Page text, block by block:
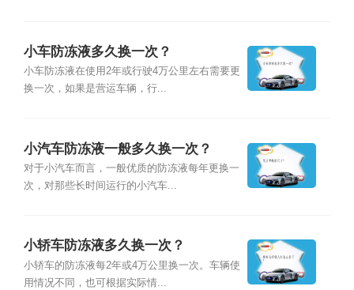
小车防冻液多久换一次？
小车防冻液在使用2年或行驶4万公里左右需要更
换一次，如果是营运车辆，行...
小汽车防冻液一般多久换一次？
对于小汽车而言，一般优质的防冻液每年更换一
次，对那些长时间运行的小汽车...
小轿车防冻液多久换一次？
小轿车的防冻液每2年或4万公里换一次。车辆使
用情况不同，也可根据实际情...